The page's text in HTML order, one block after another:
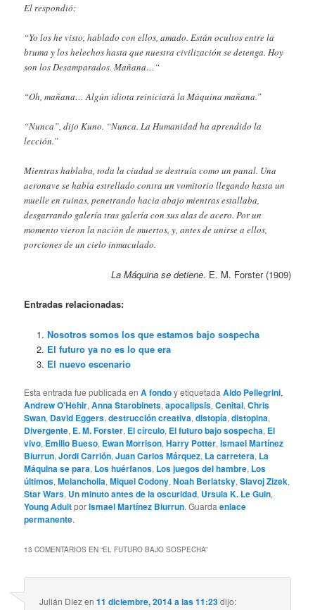
El respondió:
“Yo los he visto, hablado con ellos, amado. Están ocultos entre la
bruma y los helechos hasta que nuestra civilización se detenga. Hoy
son los Desamparados. Mañana…“
“Oh, mañana… Algún idiota reiniciará la Máquina mañana.”
“Nunca”, dijo Kuno. “Nunca. La Humanidad ha aprendido la
lección.”
Mientras hablaba, toda la ciudad se destruía como un panal. Una
aeronave se había estrellado contra un vomitorio llegando hasta un
muelle en ruinas, penetrando hacia abajo mientras estallaba,
desgarrando galería tras galería con sus alas de acero. Por un
momento vieron la nación de muertos, y, antes de unirse a ellos,
porciones de un cielo inmaculado.
La Máquina se detiene. E. M. Forster (1909)
Entradas relacionadas:
Nosotros somos los que estamos bajo sospecha
El futuro ya no es lo que era
El nuevo escenario
Esta entrada fue publicada enA fondoy etiquetadaAldo Pellegrini,
Andrew O’Hehir,Anna Starobinets,apocalipsis,Cenital,Chris
Swan, David Eggers,destrucción creativa,distopía,distopina,
Divergente, E. M. Forster, El círculo, El futuro bajo sospecha, El
vivo, Emilio Bueso, Ewan Morrison,Harry Potter,Ismael Martínez
Biurrun,Jordi Carrión,Juan Carlos Márquez, La carretera, La
Máquina se para, Los huérfanos, Los juegos del hambre, Los
últimos,Melancholia,Miquel Codony,Noah Berlatsky,Slavoj Zizek,
Star Wars, Un minuto antes de la oscuridad, Ursula K. Le Guin,
Young AdultporIsmael Martínez Biurrun. Guardaenlace
permanente.
13 COMENTARIOS EN “EL FUTURO BAJO SOSPECHA”
Julián Díezen11 diciembre, 2014 a las 11:23dijo: